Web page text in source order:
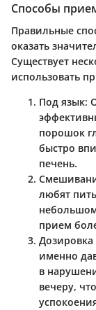
Способы
Правильные
оказать
Существует
использовать
Под язык:
порошок
быстро
печень.
любят
прием
Дозировка
именно
в
вечеру,